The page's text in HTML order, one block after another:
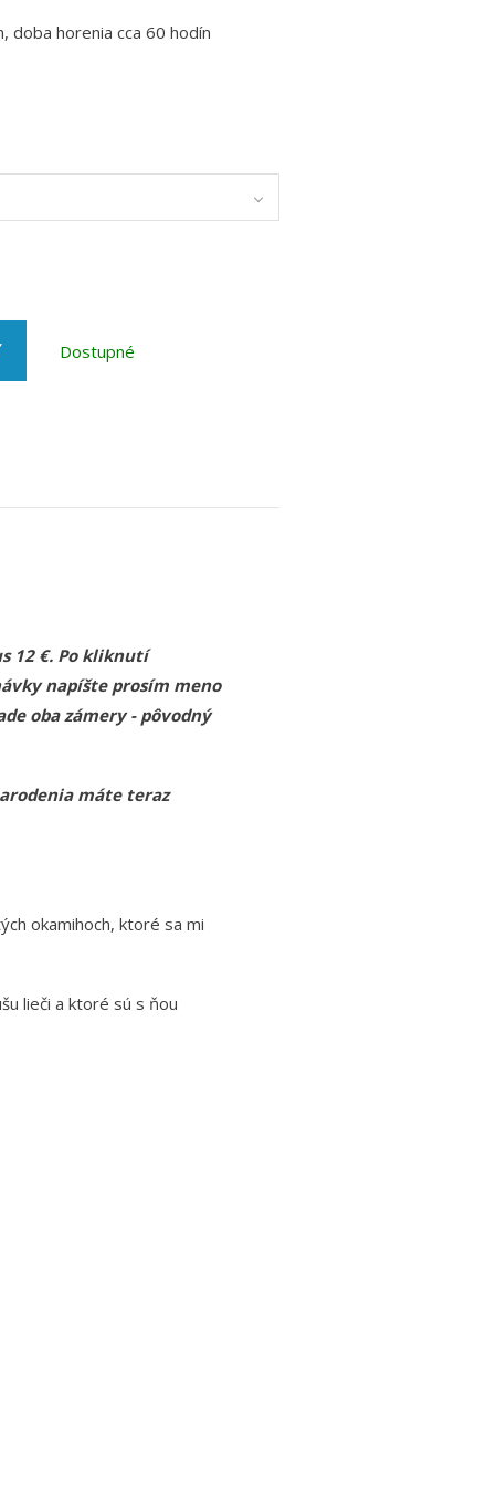
doba horenia cca 60 hodín
Dostupné
12 €. Po kliknutí
napíšte prosím meno
oba zámery - pôvodný
máte teraz
okamihoch, ktoré sa mi
lieči a ktoré sú s ňou